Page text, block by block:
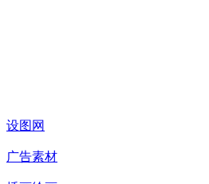
设图网
广告素材